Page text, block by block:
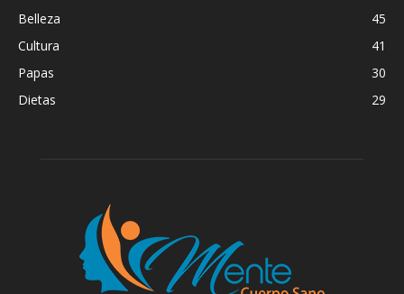
Belleza
45
Cultura
41
Papas
30
Dietas
29